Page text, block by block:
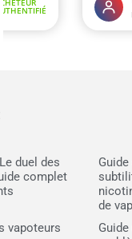
duel des
complet
de
vapoteurs